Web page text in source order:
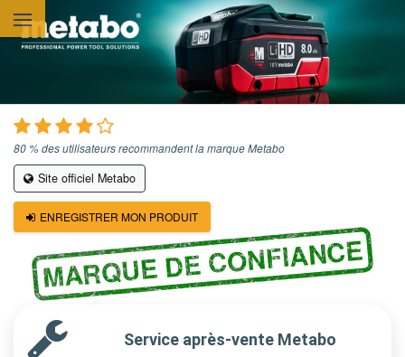
80 % des utilisateurs recommandent la marque Metabo
Site officiel Metabo
ENREGISTRER MON PRODUIT
MARQUE DE CONFIANCE
Service après-vente Metabo